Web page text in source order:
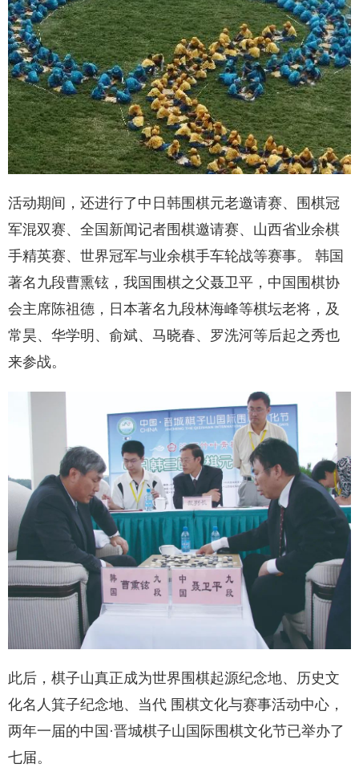
活动期间，还进行了中日韩围棋元老邀请赛、围棋冠
军混双赛、全国新闻记者围棋邀请赛、山西省业余棋
手精英赛、世界冠军与业余棋手车轮战等赛事。 韩国
著名九段曹熏铉，我国围棋之父聂卫平，中国围棋协
会主席陈祖德，日本著名九段林海峰等棋坛老将，及
常昊、华学明、俞斌、马晓春、罗洗河等后起之秀也
来参战。
此后，棋子山真正成为世界围棋起源纪念地、历史文
化名人箕子纪念地、当代 围棋文化与赛事活动中心，
两年一届的中国·晋城棋子山国际围棋文化节已举办了
七届。